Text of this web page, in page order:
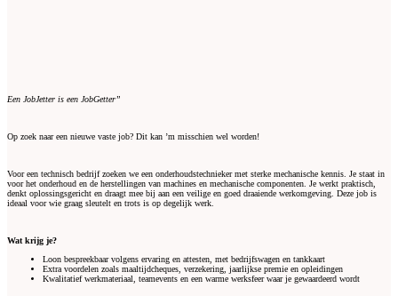
Een JobJetter is een JobGetter”
Op zoek naar een nieuwe vaste job? Dit kan ’m misschien wel worden!
Voor een technisch bedrijf zoeken we een onderhoudstechnieker met sterke mechanische kennis. Je staat in
voor het onderhoud en de herstellingen van machines en mechanische componenten. Je werkt praktisch,
denkt oplossingsgericht en draagt mee bij aan een veilige en goed draaiende werkomgeving. Deze job is
ideaal voor wie graag sleutelt en trots is op degelijk werk.
Wat krijg je?
Loon bespreekbaar volgens ervaring en attesten, met bedrijfswagen en tankkaart
Extra voordelen zoals maaltijdcheques, verzekering, jaarlijkse premie en opleidingen
Kwalitatief werkmateriaal, teamevents en een warme werksfeer waar je gewaardeerd wordt